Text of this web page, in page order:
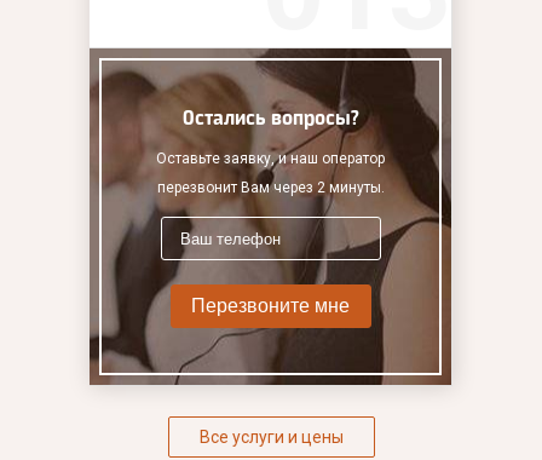
Остались вопросы?
Оставьте заявку, и наш оператор
перезвонит Вам через 2 минуты.
Перезвоните мне
Все услуги и цены